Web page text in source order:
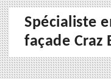
Spécialiste
façade Craz